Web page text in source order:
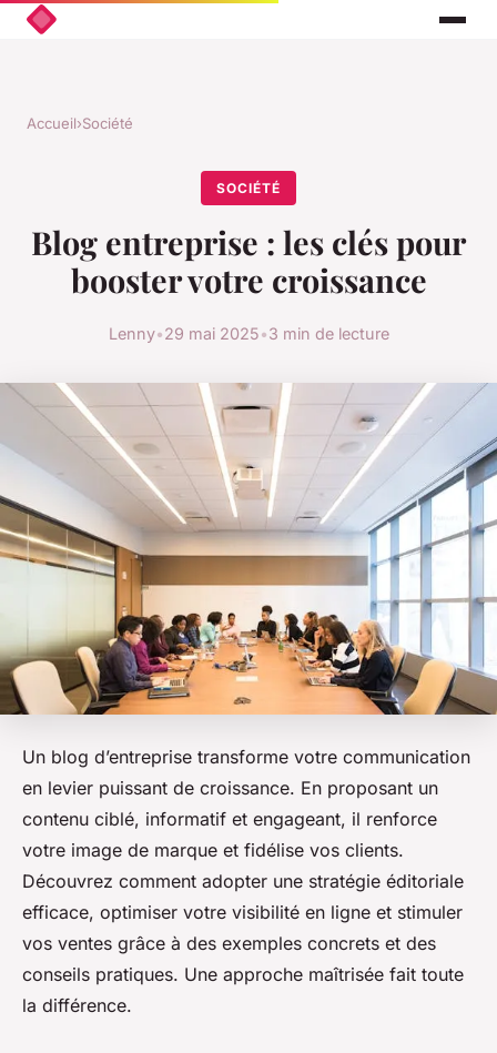
Accueil›Société
SOCIÉTÉ
Blog entreprise : les clés pour
booster votre croissance
Lenny•29 mai 2025•3 min de lecture
Un blog d’entreprise transforme votre communication
en levier puissant de croissance. En proposant un
contenu ciblé, informatif et engageant, il renforce
votre image de marque et fidélise vos clients.
Découvrez comment adopter une stratégie éditoriale
efficace, optimiser votre visibilité en ligne et stimuler
vos ventes grâce à des exemples concrets et des
conseils pratiques. Une approche maîtrisée fait toute
la différence.